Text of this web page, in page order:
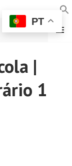
DE
MENU
|
1
PT